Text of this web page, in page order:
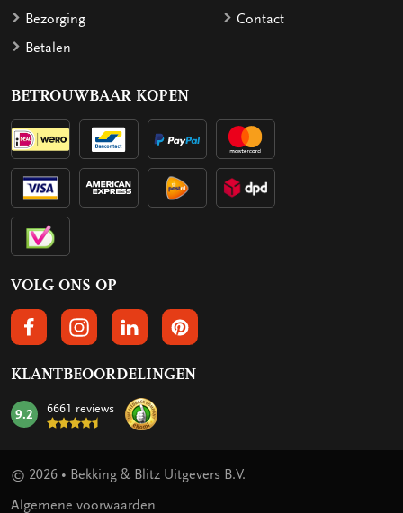
Bezorging
Betalen
Contact
BETROUWBAAR KOPEN
VOLG ONS OP
VOLGS ONS OP FACEBOOK
VOLG ONS OP INSTAGRAM
VOLG ONS OP LINKEDIN
VOLG ONS OP PINTEREST
KLANTBEOORDELINGEN
mark:
9.2 6661 reviews
© 2026 • Bekking & Blitz Uitgevers B.V.
Algemene voorwaarden